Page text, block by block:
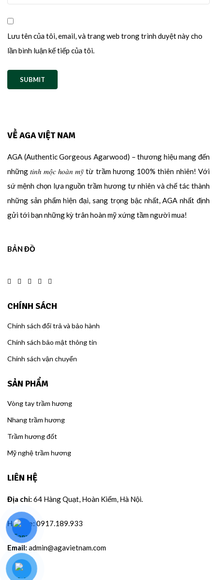
Lưu tên của tôi, email, và trang web trong trình duyệt này cho
lần bình luận kế tiếp của tôi.
VỀ AGA VIỆT NAM
AGA (Authentic Gorgeous Agarwood) – thương hiệu mang đến
những 𝑡𝑖𝑛ℎ 𝑚𝑜̣̂𝑐 ℎ𝑜𝑎̀𝑛 𝑚𝑦̃ từ trầm hương 100% thiên nhiên! Với
sứ mệnh chọn lựa nguồn trầm hương tự nhiên và chế tác thành
những sản phẩm hiện đại, sang trọng bậc nhất, AGA nhất định
gửi tới bạn những kỳ trân hoàn mỹ xứng tầm người mua!
BẢN ĐỒ
CHÍNH SÁCH
Chính sách đổi trả và bảo hành
Chính sách bảo mật thông tin
Chính sách vận chuyển
SẢN PHẨM
Vòng tay trầm hương
Nhang trầm hương
Trầm hương đốt
Mỹ nghệ trầm hương
LIÊN HỆ
Địa chỉ: 64 Hàng Quạt, Hoàn Kiếm, Hà Nội.
Hotline:0917.189.933
Email: admin@agavietnam.com